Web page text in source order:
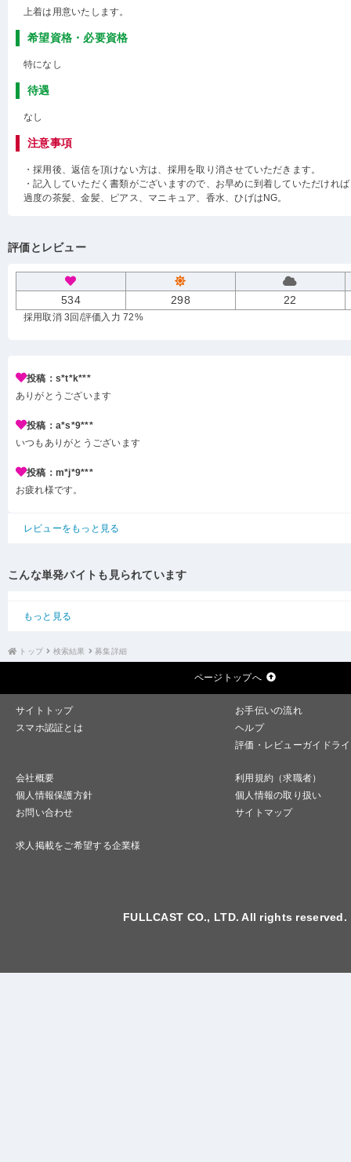
上着は用意いたします。
希望資格・必要資格
特になし
待遇
なし
注意事項
・採用後、返信を頂けない方は、採用を取り消させていただきます。
・記入していただく書類がございますので、お早めに到着していただけれ
過度の茶髪、金髪、ピアス、マニキュア、香水、ひげはNG。
評価とレビュー
534 298 22
採用取消 3回 /評価入力 72%
投稿：s*t*k***
ありがとうございます
投稿：a*s*9***
いつもありがとうございます
投稿：m*j*9***
お疲れ様です。
レビューをもっと見る
こんな単発バイトも見られています
もっと見る
トップ 検索結果 募集詳細
ページトップへ
サイトトップ
お手伝いの流れ
スマホ認証とは
ヘルプ
評価・レビューガイドラ
会社概要
利用規約（求職者）
個人情報保護方針
個人情報の取り扱い
お問い合わせ
サイトマップ
求人掲載をご希望する企業様
FULLCAST CO., LTD. All rights reserved.